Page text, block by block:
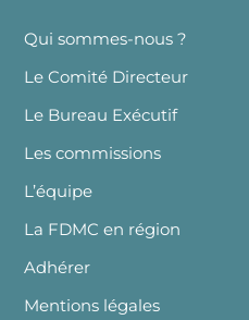
Qui sommes-nous ?
Le Comité Directeur
Le Bureau Exécutif
Les commissions
L’équipe
La FDMC en région
Adhérer
Mentions légales